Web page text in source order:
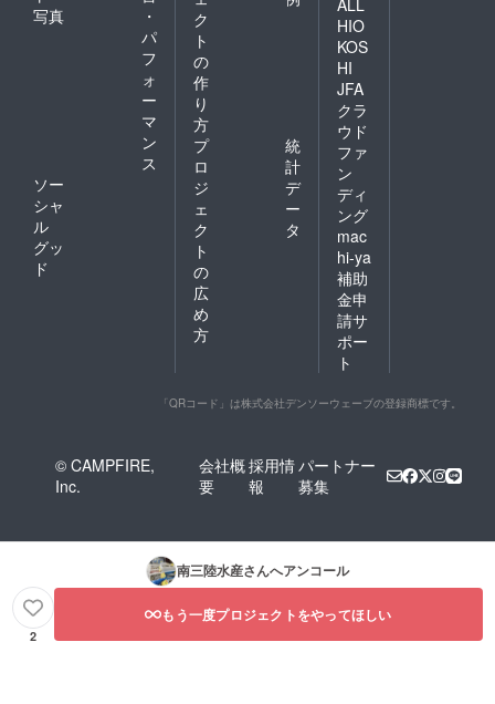
写真
・
パ
フ
ォ
ー
マ
ン
ス
ソー
シャ
ル
グッ
ド
ク
ト
の
作
り
方
プ
ロ
ジ
ェ
ク
ト
の
広
め
方
統
計
デ
ー
タ
HIO
KOS
HI
JFA
クラ
ウド
ファ
ン
ディ
ング
mac
hi-ya
補助
金申
請サ
ポー
ト
「QRコード」は株式会社デンソーウェーブの登録商標です。
© CAMPFIRE,
Inc.
会社概
要
採用情
報
パートナー
募集
南三陸水産さんへアンコール
2
もう一度プロジェクトをやってほしい